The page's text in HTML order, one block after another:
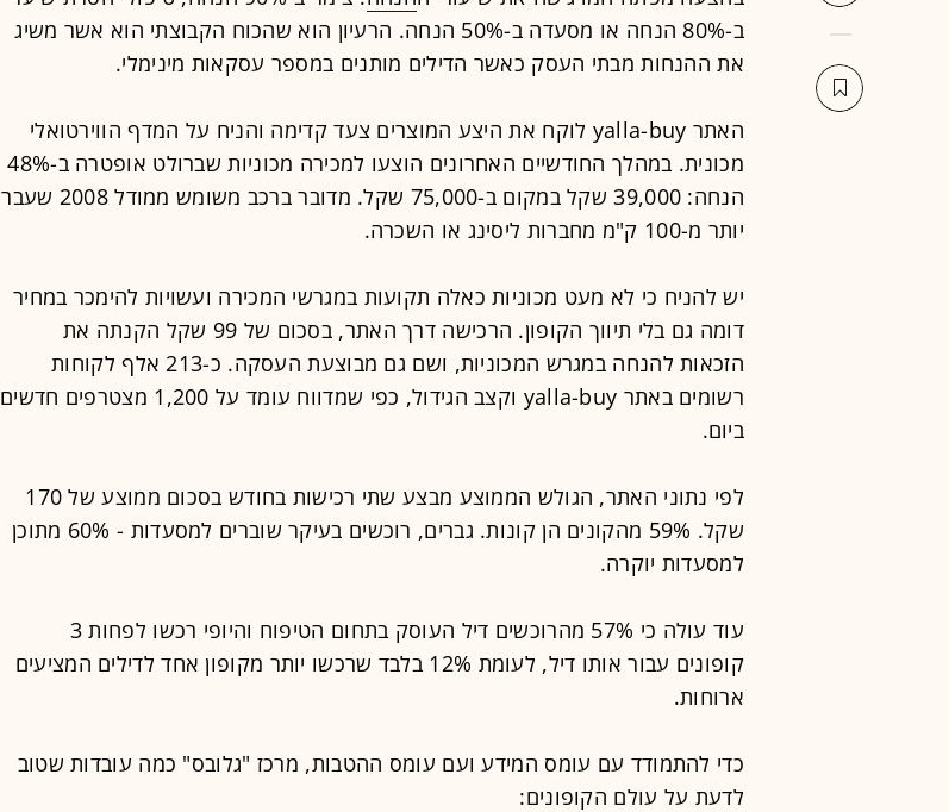
ב-80% הנחה או מסעדה ב-50% הנחה. הרעיון הוא שהכוח הקבוצתי הוא אשר משיג
את ההנחות מבתי העסק כאשר הדילים מותנים במספר עסקאות מינימלי.
האתר yalla-buy לוקח את היצע המוצרים צעד קדימה והניח על המדף הווירטואלי
מכונית. במהלך החודשיים האחרונים הוצעו למכירה מכוניות שברולט אופטרה ב-48%
הנחה: 39,000 שקל במקום ב-75,000 שקל. מדובר ברכב משומש ממודל 2008 שעבר
יותר מ-100 ק"מ מחברות ליסינג או השכרה.
יש להניח כי לא מעט מכוניות כאלה תקועות במגרשי המכירה ועשויות להימכר במחיר
דומה גם בלי תיווך הקופון. הרכישה דרך האתר, בסכום של 99 שקל הקנתה את
הזכאות להנחה במגרש המכוניות, ושם גם מבוצעת העסקה. כ-213 אלף לקוחות
רשומים באתר yalla-buy וקצב הגידול, כפי שמדווח עומד על 1,200 מצטרפים חדשים
ביום.
לפי נתוני האתר, הגולש הממוצע מבצע שתי רכישות בחודש בסכום ממוצע של 170
שקל. 59% מהקונים הן קונות. גברים, רוכשים בעיקר שוברים למסעדות - 60% מתוכן
למסעדות יוקרה.
עוד עולה כי 57% מהרוכשים דיל העוסק בתחום הטיפוח והיופי רכשו לפחות 3
קופונים עבור אותו דיל, לעומת 12% בלבד שרכשו יותר מקופון אחד לדילים המציעים
ארוחות.
כדי להתמודד עם עומס המידע ועם עומס ההטבות, מרכז "גלובס" כמה עובדות שטוב
לדעת על עולם הקופונים: